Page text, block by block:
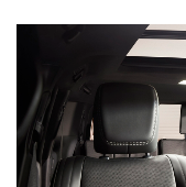
Land Cruiser (excl.